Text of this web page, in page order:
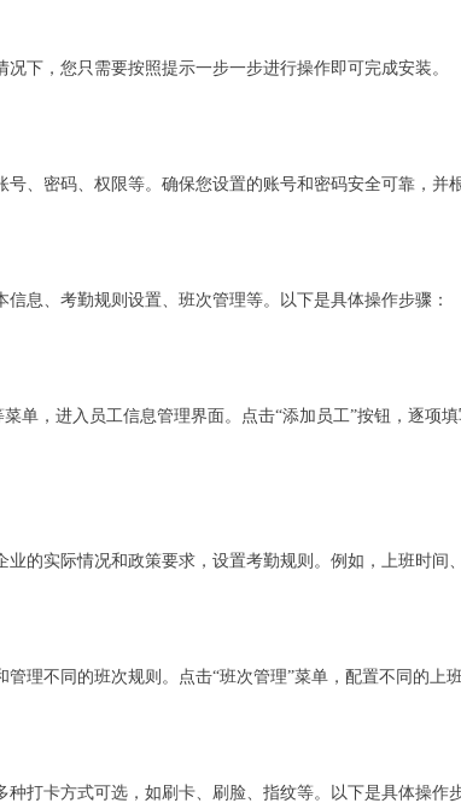
下，您只需要按照提示一步一步进行操作即可完成安装。
、密码、权限等。确保您设置的账号和密码安全可靠，并
息、考勤规则设置、班次管理等。以下是具体操作步骤：
单，进入员工信息管理界面。点击“添加员工”按钮，逐项
的实际情况和政策要求，设置考勤规则。例如，上班时间
理不同的班次规则。点击“班次管理”菜单，配置不同的上
打卡方式可选，如刷卡、刷脸、指纹等。以下是具体操作